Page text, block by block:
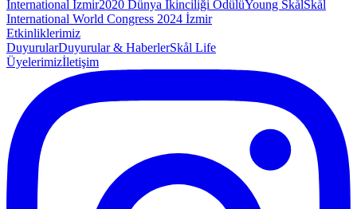
International İzmir2020 Dünya İkinciliği ÖdülüYoung SkålSkål
International World Congress 2024 İzmir
Etkinliklerimiz
DuyurularDuyurular & HaberlerSkål Life
Üyelerimizİletişim